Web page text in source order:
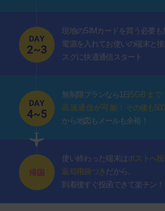
現地のSIMカードを買う必要も
電源を入れてお使いの端末と
スグに快適通信スタート
無制限プランなら1日 5GBまで
高速通信が可能！ その後も
から地図もメールも余裕！
使い終わった端末はポストへ
返却用袋つき だから、
到着後すぐ投函できて楽チン！